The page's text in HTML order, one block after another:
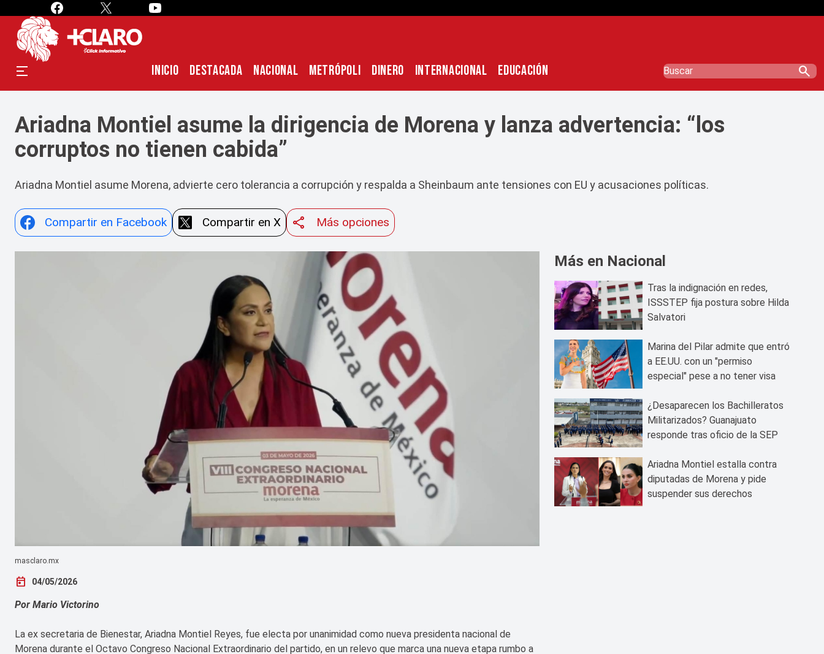
INICIO DESTACADA NACIONAL METRÓPOLI DINERO INTERNACIONAL EDUCACIÓN search
Ariadna Montiel asume la dirigencia de Morena y lanza advertencia: “los
corruptos no tienen cabida”
Ariadna Montiel asume Morena, advierte cero tolerancia a corrupción y respalda a Sheinbaum ante tensiones con EU y acusaciones políticas.
Compartir en Facebook Compartir en X Más opciones
masclaro.mx
today 04/05/2026
Por Mario Victorino
La ex secretaria de Bienestar, Ariadna Montiel Reyes, fue electa por unanimidad como nueva presidenta nacional de
Morena durante el Octavo Congreso Nacional Extraordinario del partido, en un relevo que marca una nueva etapa rumbo a
Más en Nacional
Tras la indignación en redes,
ISSSTEP fija postura sobre Hilda
Salvatori
Marina del Pilar admite que entró
a EE.UU. con un "permiso
especial" pese a no tener visa
¿Desaparecen los Bachilleratos
Militarizados? Guanajuato
responde tras oficio de la SEP
Ariadna Montiel estalla contra
diputadas de Morena y pide
suspender sus derechos